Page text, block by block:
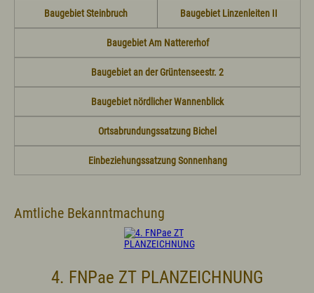
Grußwort
Aus dem Gemeinderat
Ortsvorstellung - Chronik
Politische Vereinigungen
Vereine/Verbände
Ansprechpartner(in)
Einwohnermeldeamt, Passamt
Kasse
Formulare
Baugebiet Steinbruch Baugebiet Linzenleiten II
Baugebiet Am Nattererhof
Baugebiet an der Grüntenseestr. 2
Baugebiet nördlicher Wannenblick
Ortsabrundungssatzung Bichel
Einbeziehungssatzung Sonnenhang
Amtliche Bekanntmachung
4. FNPae ZT PLANZEICHNUNG